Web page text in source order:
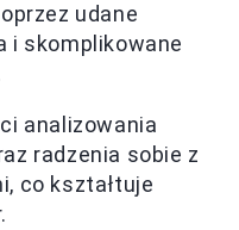
udane
i skomplikowane
analizowania
radzenia sobie z
co kształtuje